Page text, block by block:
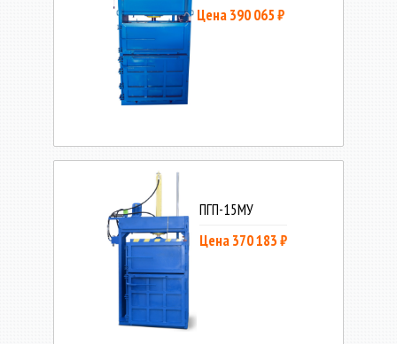
Цена 390 065 ₽
ПГП-15МУ
Цена 370 183 ₽